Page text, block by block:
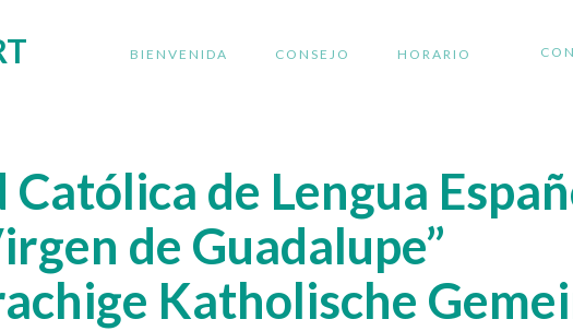
BIENVENIDA CONSEJO HORARIO
de Lengua
de Guadalupe”
Katholische